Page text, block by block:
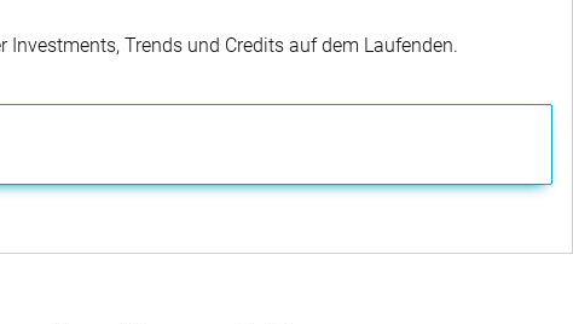
Trends und Credits auf dem Laufenden.